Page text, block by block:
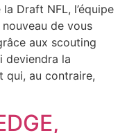
Draft NFL, l’équipe
de vous
aux scouting
deviendra la
qui, au contraire,